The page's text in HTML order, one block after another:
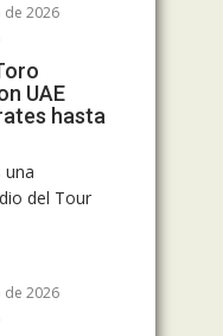
de 2026
UAE
hasta
una
del Tour
de 2026